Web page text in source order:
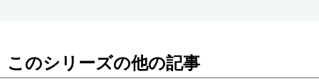
このシリーズの他の記事